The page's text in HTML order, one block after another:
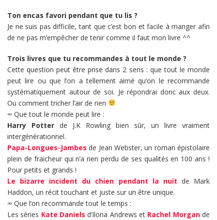
Ton encas favori pendant que tu lis ?
Je ne suis pas difficile, tant que c’est bon et facile à manger afin
de ne pas m’empêcher de tenir comme il faut mon livre ^^
Trois livres que tu recommandes à tout le monde ?
Cette question peut être prise dans 2 sens : que tout le monde
peut lire ou que l’on a tellement aimé qu’on le recommande
systématiquement autour de soi. Je répondrai donc aux deux.
Ou comment tricher l’air de rien
∞ Que tout le monde peut lire :
Harry Potter de J.K Rowling bien sûr, un livre vraiment
intergénérationnel.
Papa-Longues-Jambes de Jean Webster, un roman épistolaire
plein de fraicheur qui n’a rien perdu de ses qualités en 100 ans !
Pour petits et grands !
Le bizarre incident du chien pendant la nuit de Mark
Haddon, un récit touchant et juste sur un être unique.
∞ Que l’on recommande tout le temps :
Les séries Kate Daniels d’Ilona Andrews et Rachel Morgande